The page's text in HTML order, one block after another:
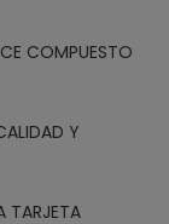
COMPUESTO
Y
TARJETA